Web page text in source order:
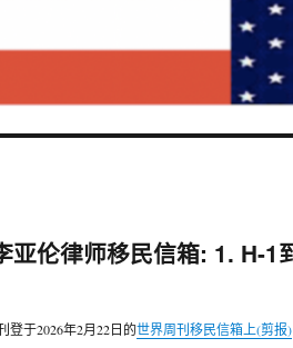
亚伦律师移民信箱: 1. H-1
登于2026年2月22日的世界周刊移民信箱上(剪报)